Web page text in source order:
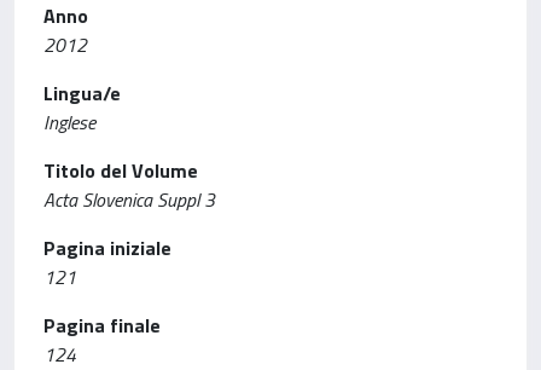
Anno
2012
Lingua/e
Inglese
Titolo del Volume
Acta Slovenica Suppl 3
Pagina iniziale
121
Pagina finale
124